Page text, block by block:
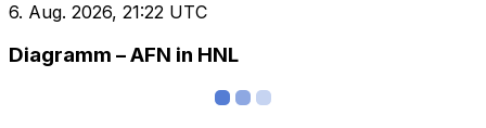
6. Aug. 2026, 21:22 UTC
Diagramm – AFN in HNL